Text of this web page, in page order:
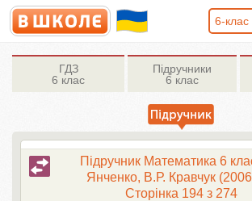
6-клас
ГДЗ
6 клас
Підручники
6 клас
Підручник Математика 6
Янченко, В.Р. Кравчук (2006
Сторінка 194 з 274